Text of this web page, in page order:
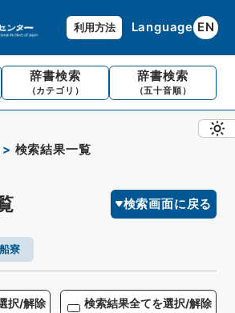
利用方法 Language EN
辞書検索
（カテゴリ）
辞書検索
（五十音順）
検索結果一覧
検索画面に戻る
寮
択/解除 検索結果全てを選択/解除